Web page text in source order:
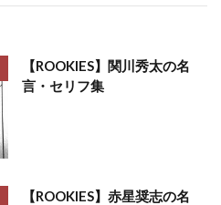
【ROOKIES】関川秀太の名
言・セリフ集
【ROOKIES】赤星奨志の名